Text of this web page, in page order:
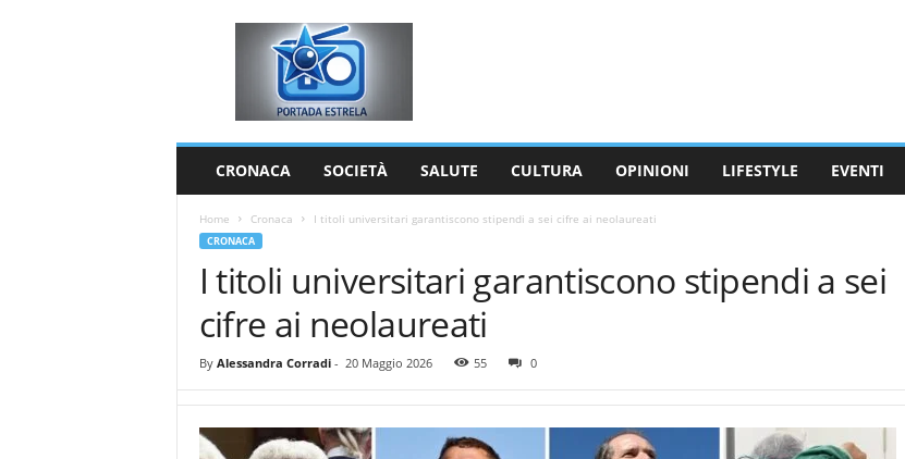
CRONACA SOCIETÀ SALUTE CULTURA OPINIONI LIFESTYLE EVENTI
Home Cronaca I titoli universitari garantiscono stipendi a sei cifre ai neolaureati
CRONACA
I titoli universitari garantiscono stipendi a sei
cifre ai neolaureati
By Alessandra Corradi- 20 Maggio 2026 55 0